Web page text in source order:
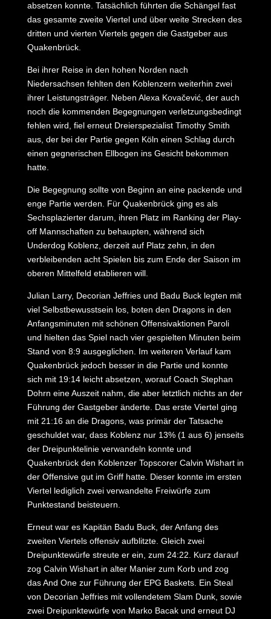
absetzen konnte. Tatsächlich führten die Schängel fast
das gesamte zweite Viertel und über weite Strecken des
dritten und vierten Viertels gegen die Gastgeber aus
Quakenbrück.
Bei ihrer Reise in den hohen Norden nach
Niedersachsen fehlten den Koblenzern weiterhin zwei
ihrer Leistungsträger. Neben Alexa Kovačević, der auch
noch die kommenden Begegnungen verletzungsbedingt
fehlen wird, fiel erneut Dreierspezialist Timothy Smith
aus, der bei der Partie gegen Köln einen Schlag durch
einen gegnerischen Ellbogen ins Gesicht bekommen
hatte.
Die Begegnung sollte von Beginn an eine packende und
enge Partie werden. Für Quakenbrück ging es als
Sechsplazierter darum, ihren Platz im Ranking der Play-
off Mannschaften zu behaupten, während sich
Underdog Koblenz, derzeit auf Platz zehn, in den
verbleibenden acht Spielen bis zum Ende der Saison im
oberen Mittelfeld etablieren will.
Julian Larry, Decorian Jeffries und Badu Buck legten mit
viel Selbstbewusstsein los, boten den Dragons in den
Anfangsminuten mit schönen Offensivaktionen Paroli
und hielten das Spiel nach vier gespielten Minuten beim
Stand von 8:9 ausgeglichen. Im weiteren Verlauf kam
Quakenbrück jedoch besser in die Partie und konnte
sich mit 19:14 leicht absetzen, worauf Coach Stephan
Dohrn eine Auszeit nahm, die aber letztlich nichts an der
Führung der Gastgeber änderte. Das erste Viertel ging
mit 21:16 an die Dragons, was primär der Tatsache
geschuldet war, dass Koblenz nur 13% (1 aus 6) jenseits
der Dreipunktelinie verwandeln konnte und
Quakenbrück den Koblenzer Topscorer Calvin Wishart in
der Offensive gut im Griff hatte. Dieser konnte im ersten
Viertel lediglich zwei verwandelte Freiwürfe zum
Punktestand beisteuern.
Erneut war es Kapitän Badu Buck, der Anfang des
zweiten Viertels offensiv aufblitzte. Gleich zwei
Dreipunktewürfe streute er ein, zum 24:22. Kurz darauf
zog Calvin Wishart in alter Manier zum Korb und zog
das And One zur Führung der EPG Baskets. Ein Steal
von Decorian Jeffries mit vollendetem Slam Dunk, sowie
zwei Dreipunktewürfe von Marko Bacak und erneut DJ